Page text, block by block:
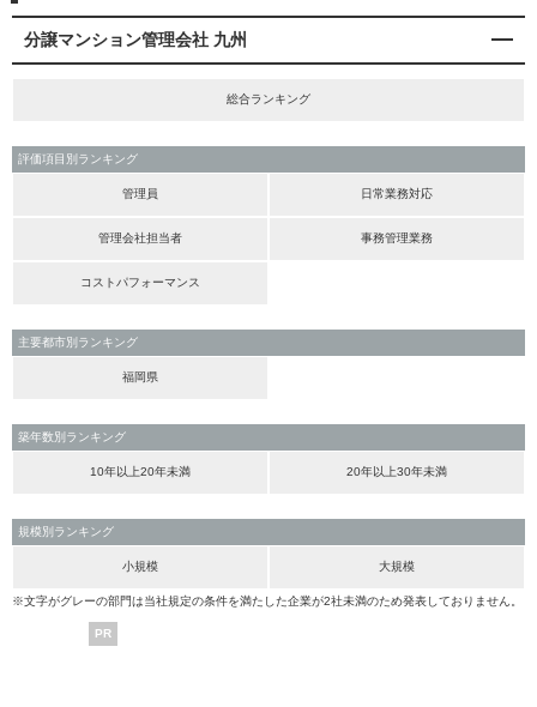
分譲マンション管理会社 九州
総合ランキング
評価項目別ランキング
管理員 日常業務対応
管理会社担当者 事務管理業務
コストパフォーマンス
主要都市別ランキング
福岡県
築年数別ランキング
10年以上20年未満 20年以上30年未満
規模別ランキング
小規模 大規模
※文字がグレーの部門は当社規定の条件を満たした企業が2社未満のため発表しておりません。
PR